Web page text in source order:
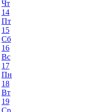
Чт
14
Пт
15
Сб
16
Вс
17
Пн
18
Вт
19
Ср